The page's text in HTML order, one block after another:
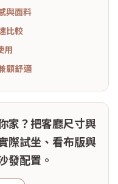
與面料
比較
用
顧舒適
家？把客廳尺寸與
際試坐、看布版與
發配置。